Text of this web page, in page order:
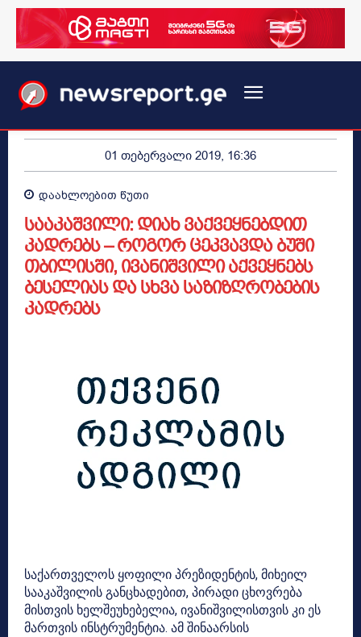
01 თებერვალი 2019, 16:36
დაახლოებით წუთი
სააკაშვილი: დიახ ვაქვეყნებდით
კადრებს – როგორ ცეკვავდა ბუში
თბილისში, ივანიშვილი აქვეყნებს
ბესელიას და სხვა საზიზღრობების
კადრებს
საქართველოს ყოფილი პრეზიდენტის, მიხეილ
სააკაშვილის განცხადებით, პირადი ცხოვრება
მისთვის ხელშეუხებელია, ივანიშვილისთვის კი ეს
მართვის ინსტრუმენტია. ამ შინაარსის